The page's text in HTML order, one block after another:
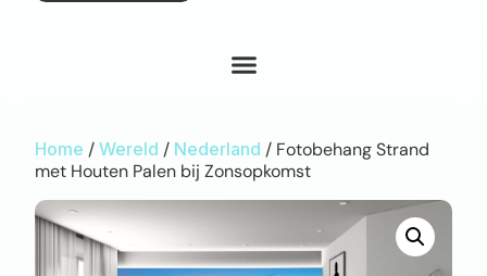
Home / Wereld / Nederland / Fotobehang Strand
met Houten Palen bij Zonsopkomst